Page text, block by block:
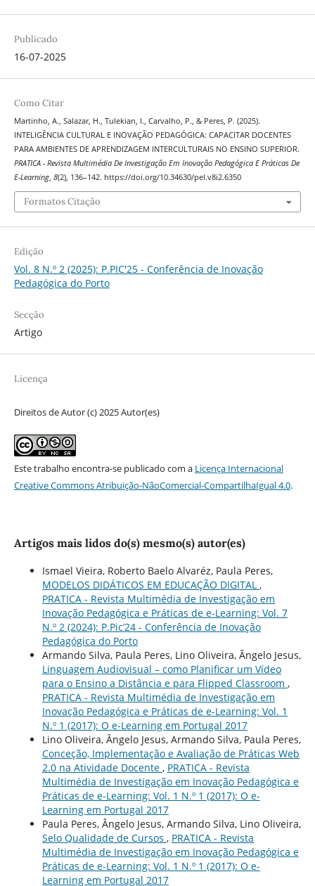
Publicado
16-07-2025
Como Citar
Martinho, A., Salazar, H., Tulekian, I., Carvalho, P., & Peres, P. (2025).
INTELIGÊNCIA CULTURAL E INOVAÇÃO PEDAGÓGICA: CAPACITAR DOCENTES
PARA AMBIENTES DE APRENDIZAGEM INTERCULTURAIS NO ENSINO SUPERIOR.
PRATICA - Revista Multimédia De Investigação Em Inovação Pedagógica E Práticas De
E-Learning, 8(2), 136–142. https://doi.org/10.34630/pel.v8i2.6350
Formatos Citação
Edição
Vol. 8 N.º 2 (2025): P.PIC'25 - Conferência de Inovação
Pedagógica do Porto
Secção
Artigo
Licença
Direitos de Autor (c) 2025 Autor(es)
Este trabalho encontra-se publicado com a Licença Internacional
Creative Commons Atribuição-NãoComercial-CompartilhaIgual 4.0.
Artigos mais lidos do(s) mesmo(s) autor(es)
Ismael Vieira, Roberto Baelo Alvaréz, Paula Peres,
MODELOS DIDÁTICOS EM EDUCAÇÃO DIGITAL ,
PRATICA - Revista Multimédia de Investigação em
Inovação Pedagógica e Práticas de e-Learning: Vol. 7
N.º 2 (2024): P.Pic’24 - Conferência de Inovação
Pedagógica do Porto
Armando Silva, Paula Peres, Lino Oliveira, Ângelo Jesus,
Linguagem Audiovisual – como Planificar um Vídeo
para o Ensino a Distância e para Flipped Classroom ,
PRATICA - Revista Multimédia de Investigação em
Inovação Pedagógica e Práticas de e-Learning: Vol. 1
N.º 1 (2017): O e-Learning em Portugal 2017
Lino Oliveira, Ângelo Jesus, Armando Silva, Paula Peres,
Conceção, Implementação e Avaliação de Práticas Web
2.0 na Atividade Docente , PRATICA - Revista
Multimédia de Investigação em Inovação Pedagógica e
Práticas de e-Learning: Vol. 1 N.º 1 (2017): O e-
Learning em Portugal 2017
Paula Peres, Ângelo Jesus, Armando Silva, Lino Oliveira,
Selo Qualidade de Cursos , PRATICA - Revista
Multimédia de Investigação em Inovação Pedagógica e
Práticas de e-Learning: Vol. 1 N.º 1 (2017): O e-
Learning em Portugal 2017